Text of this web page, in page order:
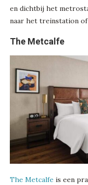
en dichtbij het
naar het treinstation
The Metcalfe
The Metcalfe is een